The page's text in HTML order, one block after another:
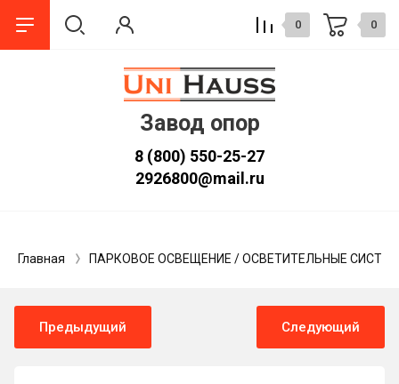
Завод опор
8 (800) 550-25-27
2926800@mail.ru
0 0
Главная ПАРКОВОЕ ОСВЕЩЕНИЕ / ОСВЕТИТЕЛЬНЫЕ
Предыдущий Следующий